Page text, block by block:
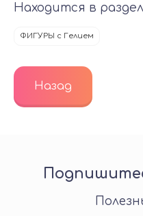
Находится в
ФИГУРЫ с Гелием
Назад